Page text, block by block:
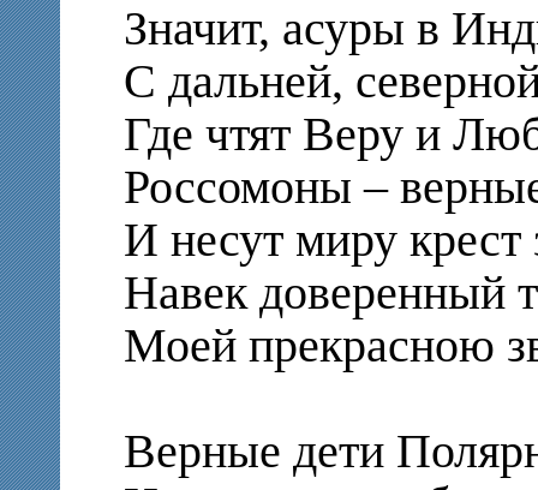
Значит, асуры в
С дальней,
Где чтят Веру и
Россомоны –
И несут миру крест
Навек доверенный
Моей прекрасною
Верные дети